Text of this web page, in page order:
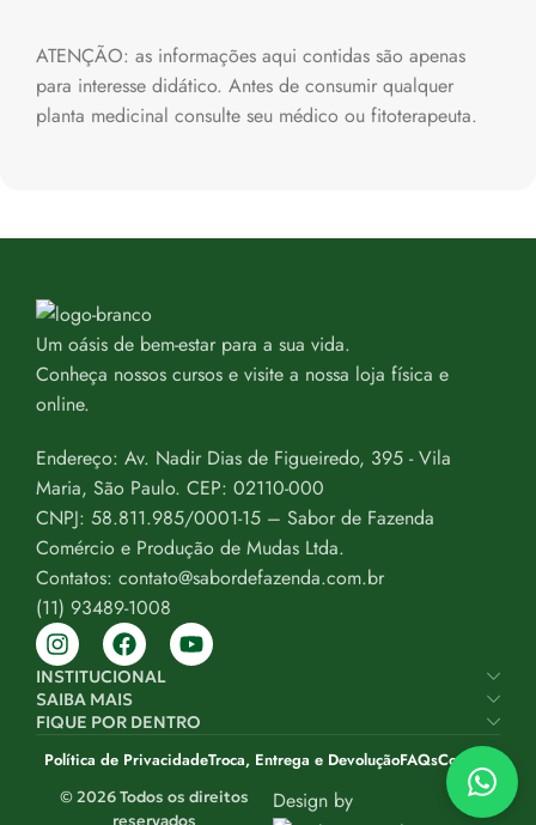
ATENÇÃO: as informações aqui contidas são apenas
para interesse didático. Antes de consumir qualquer
planta medicinal consulte seu médico ou fitoterapeuta.
Um oásis de bem-estar para a sua vida.
Conheça nossos cursos e visite a nossa loja física e
online.
Endereço: Av. Nadir Dias de Figueiredo, 395 - Vila
Maria, São Paulo. CEP: 02110-000
CNPJ: 58.811.985/0001-15 – Sabor de Fazenda
Comércio e Produção de Mudas Ltda.
Contatos: contato@sabordefazenda.com.br
(11) 93489-1008
INSTITUCIONAL
SAIBA MAIS
FIQUE POR DENTRO
© 2026 Todos os direitos
Design by
Política de PrivacidadeTroca, Entrega e DevoluçãoFAQsContato